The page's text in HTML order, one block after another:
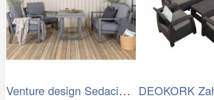
Venture design Sedacia súprava…